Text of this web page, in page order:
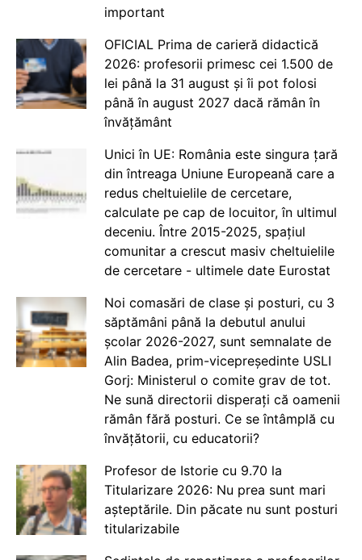
important
OFICIAL Prima de carieră didactică
2026: profesorii primesc cei 1.500 de
lei până la 31 august și îi pot folosi
până în august 2027 dacă rămân în
învățământ
Unici în UE: România este singura țară
din întreaga Uniune Europeană care a
redus cheltuielile de cercetare,
calculate pe cap de locuitor, în ultimul
deceniu. Între 2015-2025, spațiul
comunitar a crescut masiv cheltuielile
de cercetare - ultimele date Eurostat
Noi comasări de clase și posturi, cu 3
săptămâni până la debutul anului
școlar 2026-2027, sunt semnalate de
Alin Badea, prim-vicepreședinte USLI
Gorj: Ministerul o comite grav de tot.
Ne sună directorii disperați că oamenii
rămân fără posturi. Ce se întâmplă cu
învățătorii, cu educatorii?
Profesor de Istorie cu 9.70 la
Titularizare 2026: Nu prea sunt mari
așteptările. Din păcate nu sunt posturi
titularizabile